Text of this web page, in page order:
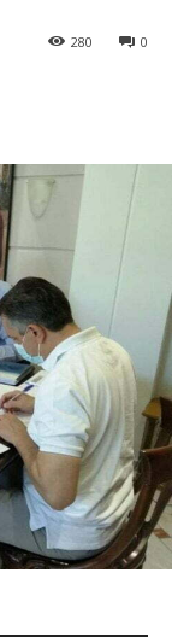
0
280